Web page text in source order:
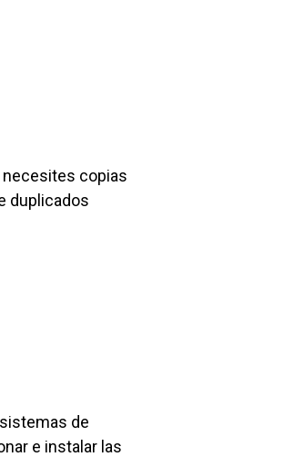
necesites copias
duplicados
de
e instalar las